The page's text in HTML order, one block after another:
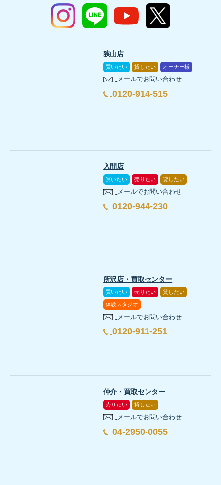
狭山店
買いたい 貸したい オーナー様
メールでお問い合わせ
0120-914-515
入間店
買いたい 売りたい 貸したい
メールでお問い合わせ
0120-944-230
所沢店・買取センター
買いたい 売りたい 貸したい
体験スタジオ
メールでお問い合わせ
0120-911-251
仲介・買取センター
売りたい 貸したい
メールでお問い合わせ
04-2950-0055